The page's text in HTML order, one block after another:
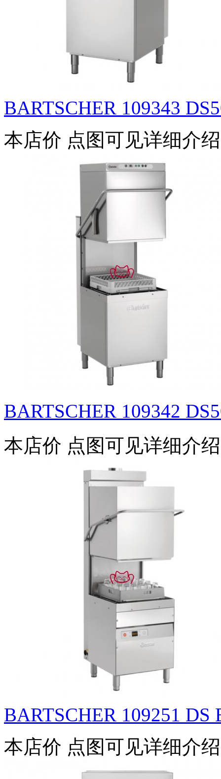
BARTSCHER 109343
本店价 点图可见详细介绍
BARTSCHER 109342
本店价 点图可见详细介绍
BARTSCHER 109251 DS
本店价 点图可见详细介绍